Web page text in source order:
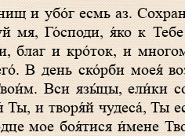
Го́споди, я́ко к Тебе
благ и кро́ток, и
В день ско́рби моея́
Вси язы́цы, ели́ки
и творя́й чудеса́, Ты
мое боя́тися и́мене